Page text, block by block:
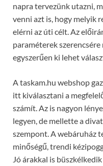
napra tervezünk utazni,
venni azt is, hogy melyik
elérni az úti célt. Az
paraméterek
egyszerűen ki lehet
A taskam.hu webshop
itt kiválasztani a
számít. Az is nagyon
legyen, de mellette a
szempont. A webáruház
minőségű, trendi
Jó árakkal is